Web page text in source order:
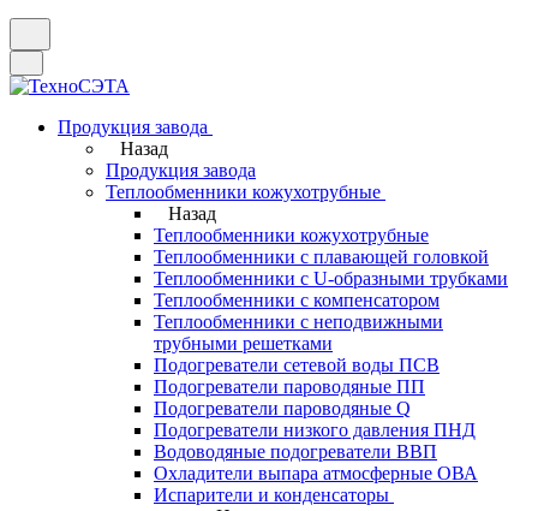
Продукция завода
Назад
Продукция завода
Теплообменники кожухотрубные
Назад
Теплообменники кожухотрубные
Теплообменники с плавающей головкой
Теплообменники с U-образными трубками
Теплообменники с компенсатором
Теплообменники с неподвижными
трубными решетками
Подогреватели сетевой воды ПСВ
Подогреватели пароводяные ПП
Подогреватели пароводяные Q
Подогреватели низкого давления ПНД
Водоводяные подогреватели ВВП
Охладители выпара атмосферные ОВА
Испарители и конденсаторы